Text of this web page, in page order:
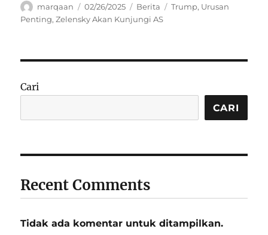
Author
marqaan
Posted
on
02/26/2025 Categories
Berita Tags
Trump, Urusan
Penting,Zelensky Akan Kunjungi AS
Cari
CARI
Recent Comments
Tidak ada komentar untuk ditampilkan.